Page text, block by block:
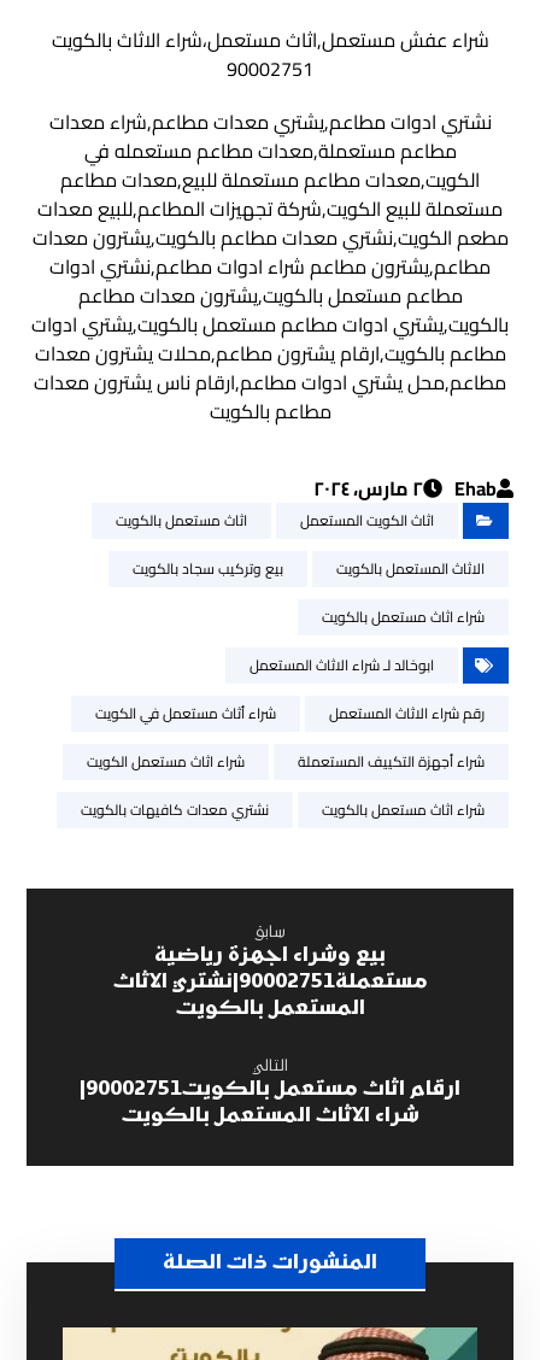
شراء عفش مستعمل,اثاث مستعمل،شراء الاثاث بالكويت
90002751
نشتري ادوات مطاعم,يشتري معدات مطاعم,شراء معدات
مطاعم مستعملة,معدات مطاعم مستعمله في
الكويت,معدات مطاعم مستعملة للبيع,معدات مطاعم
مستعملة للبيع الكويت,شركة تجهيزات المطاعم,للبيع معدات
مطعم الكويت,نشتري معدات مطاعم بالكويت,يشترون معدات
مطاعم,يشترون مطاعم شراء ادوات مطاعم,نشتري ادوات
مطاعم مستعمل بالكويت,يشترون معدات مطاعم
بالكويت,يشتري ادوات مطاعم مستعمل بالكويت,يشتري ادوات
مطاعم بالكويت,ارقام يشترون مطاعم,محلات يشترون معدات
مطاعم,محل يشتري ادوات مطاعم,ارقام ناس يشترون معدات
مطاعم بالكويت
Ehab ٢ مارس، ٢٠٢٤
اثاث الكويت المستعمل
اثاث مستعمل بالكويت
الاثاث المستعمل بالكويت
بيع وتركيب سجاد بالكويت
شراء اثاث مستعمل بالكويت
ابوخالد لـ شراء الاثاث المستعمل
رقم شراء الاثاث المستعمل
شراء أثاث مستعمل في الكويت
شراء أجهزة التكييف المستعملة
شراء اثاث مستعمل الكويت
شراء اثاث مستعمل بالكويت
نشتري معدات كافيهات بالكويت
سابق
بيع وشراء اجهزة رياضية
مستعملة90002751|نشتري الاثاث
المستعمل بالكويت
التالي
شراء الاثاث المستعمل بالكويت
المنشورات ذات الصلة